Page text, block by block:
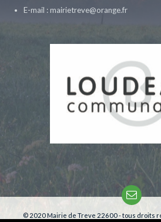
E-mail : mairietreve@orange.fr
Email
© 2020 Mairie de Treve 22600 - tous droits